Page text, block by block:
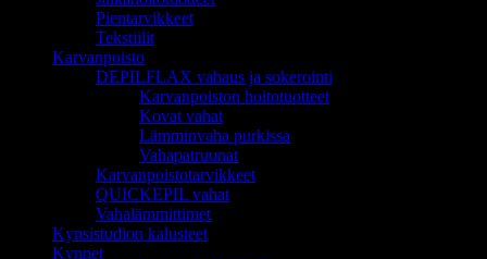
Pientarvikkeet
Tekstiilit
Karvanpoisto
DEPILFLAX vahaus ja sokerointi
Karvanpoiston hoitotuotteet
Kovat vahat
Lämminvaha purkissa
Vahapatruunat
Karvanpoistotarvikkeet
QUICKEPIL vahat
Vahalämmittimet
Kynsistudion kalusteet
Kynnet